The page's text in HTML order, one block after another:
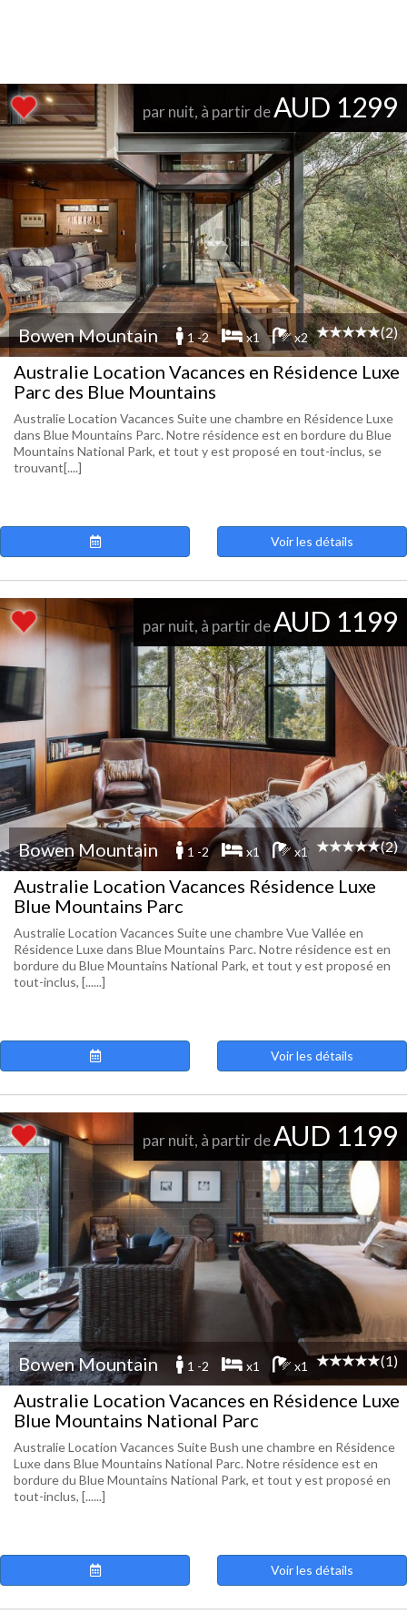
par nuit, à partir deAUD 1299
Bowen Mountain 1 -2 x1 x2 (2)
Australie Location Vacances en Résidence Luxe
Parc des Blue Mountains
Australie Location Vacances Suite une chambre en Résidence Luxe
dans Blue Mountains Parc. Notre résidence est en bordure du Blue
Mountains National Park, et tout y est proposé en tout-inclus, se
trouvant[....]
Voir les détails
par nuit, à partir deAUD 1199
Bowen Mountain 1 -2 x1 x1 (2)
Australie Location Vacances Résidence Luxe
Blue Mountains Parc
Australie Location Vacances Suite une chambre Vue Vallée en
Résidence Luxe dans Blue Mountains Parc. Notre résidence est en
bordure du Blue Mountains National Park, et tout y est proposé en
tout-inclus, [......]
Voir les détails
par nuit, à partir deAUD 1199
Bowen Mountain 1 -2 x1 x1 (1)
Australie Location Vacances en Résidence Luxe
Blue Mountains National Parc
Australie Location Vacances Suite Bush une chambre en Résidence
Luxe dans Blue Mountains National Parc. Notre résidence est en
bordure du Blue Mountains National Park, et tout y est proposé en
tout-inclus, [......]
Voir les détails